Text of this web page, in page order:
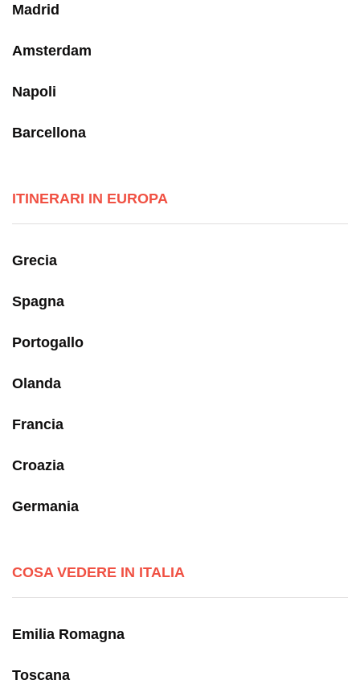
Madrid
Amsterdam
Napoli
Barcellona
ITINERARI IN EUROPA
Grecia
Spagna
Portogallo
Olanda
Francia
Croazia
Germania
COSA VEDERE IN ITALIA
Emilia Romagna
Toscana